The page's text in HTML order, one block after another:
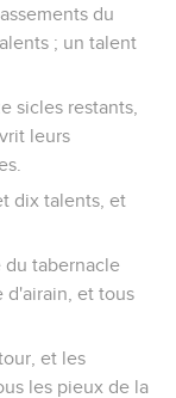
du
; un talent
sicles restants,
leurs
dix talents, et
du tabernacle
d'airain, et tous
et les
les pieux de la